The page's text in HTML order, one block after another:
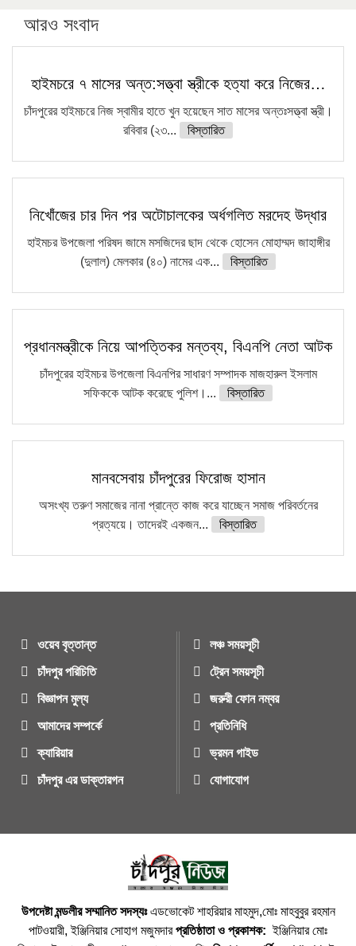
সারা দেশে বজ্রাঘাতে ১৪ জনের প্রাণহানি
ফরিদগঞ্জে আগুনে পুড়লো ৬ ব্যবসা প্রতিষ্ঠান
আরও সংবাদ
হাইমচরে ৭ মাসের অন্ত:সত্ত্বা স্ত্রীকে হত্যা করে নিজের…
চাঁদপুরের হাইমচরে নিজ স্বামীর হাতে খুন হয়েছেন সাত মাসের অন্তঃসত্ত্বা স্ত্রী।
রবিবার (২৩...
বিস্তারিত
নিখোঁজের চার দিন পর অটোচালকের অর্ধগলিত মরদেহ উদ্ধার
হাইমচর উপজেলা পরিষদ জামে মসজিদের ছাদ থেকে হোসেন মোহাম্মদ জাহাঙ্গীর
(দুলাল) মেলকার (৪০) নামের এক...
বিস্তারিত
প্রধানমন্ত্রীকে নিয়ে আপত্তিকর মন্তব্য, বিএনপি নেতা আটক
চাঁদপুরের হাইমচর উপজেলা বিএনপির সাধারণ সম্পাদক মাজহারুল ইসলাম
সফিককে আটক করেছে পুলিশ।...
বিস্তারিত
মানবসেবায় চাঁদপুরের ফিরোজ হাসান
অসংখ্য তরুণ সমাজের নানা প্রান্তে কাজ করে যাচ্ছেন সমাজ পরিবর্তনের
প্রত্যয়ে। তাদেরই একজন...
বিস্তারিত
ওয়েব বৃত্তান্ত
চাঁদপুর পরিচিতি
বিজ্ঞাপন মুল্য
আমাদের সম্পর্কে
ক্যারিয়ার
চাঁদপুর এর ডাক্তারগন
লঞ্চ সময়সূচী
ট্রেন সময়সূচী
জরুরী ফোন নম্বর
প্রতিনিধি
ভ্রমন গাইড
যোগাযোগ
উপদেষ্টা মন্ডলীর সম্মানিত সদস্যঃএডভোকেট শাহরিয়ার মাহমুদ,মোঃ মাহবুবুর রহমান
পাটওয়ারী, ইঞ্জিনিয়ার সোহাগ মজুমদারপ্রতিষ্ঠাতা ও প্রকাশক: ইঞ্জিনিয়ার মোঃ